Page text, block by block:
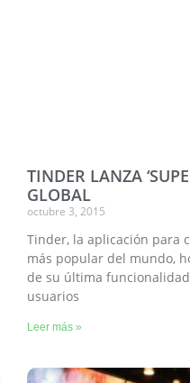
TINDER LANZA
GLOBAL
octubre 3, 2015
Tinder, la aplicación para
más popular del mundo,
de su última
usuarios
Leer más »